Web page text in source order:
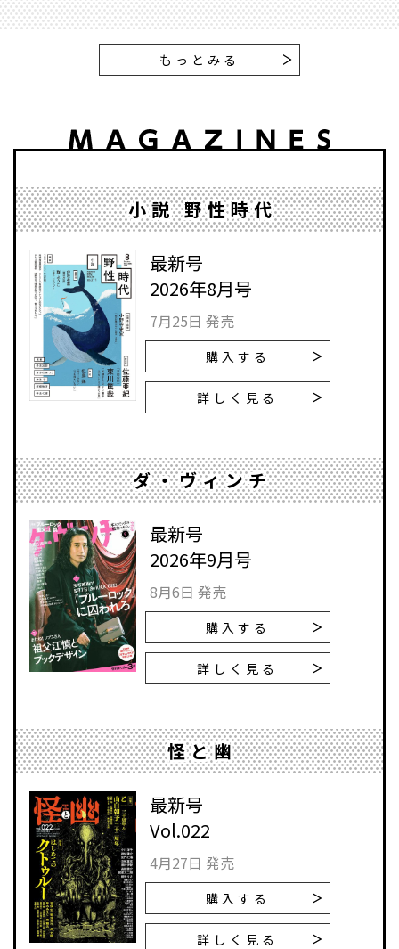
もっとみる
小説 野性時代
最新号
2026年8月号
7月25日 発売
購入する
詳しく見る
ダ・ヴィンチ
最新号
2026年9月号
8月6日 発売
購入する
詳しく見る
怪と幽
最新号
Vol.022
4月27日 発売
購入する
詳しく見る